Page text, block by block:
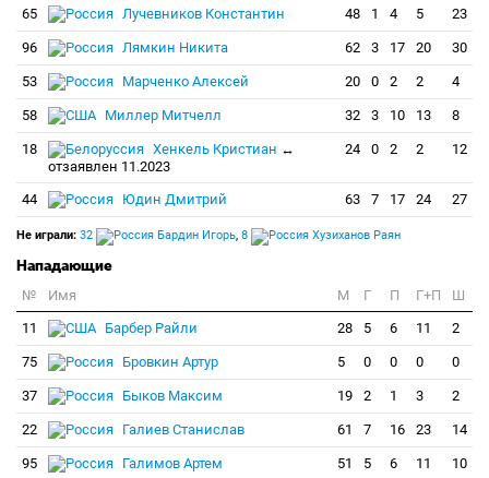
65 Лучевников Константин 48 1 4 5 23
96 Лямкин Никита 62 3 17 20 30
53 Марченко Алексей 20 0 2 2 4
58 Миллер Митчелл 32 3 10 13 8
18 Хенкель Кристиан ↔
отзаявлен 11.2023
24 0 2 2 12
44 Юдин Дмитрий 63 7 17 24 27
Не играли: 32 Бардин Игорь, 8 Хузиханов Раян
Нападающие
№ Имя M Г П Г+П
Ш
11
Барбер Райли 28 5 6 11 2
75 Бровкин Артур 5 0 0 0 0
37 Быков Максим 19 2 1 3 2
22 Галиев Станислав 61 7 16 23 14
95 Галимов Артем 51 5 6 11 10